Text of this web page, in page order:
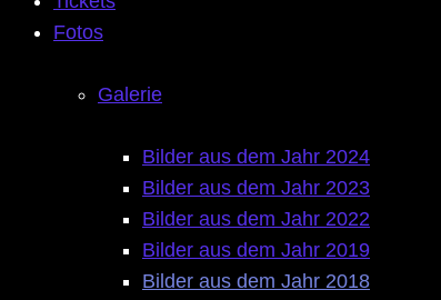
Fotos
Galerie
Bilder aus dem Jahr 2024
Bilder aus dem Jahr 2023
Bilder aus dem Jahr 2022
Bilder aus dem Jahr 2019
Bilder aus dem Jahr 2018